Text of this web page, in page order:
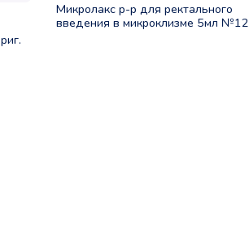
Микролакс р-р для ректального
введения в микроклизме 5мл №12